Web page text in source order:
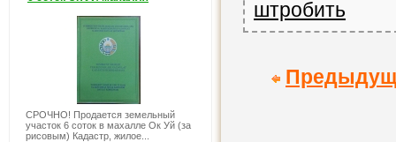
СРОЧНО! Продается земельный
участок 6 соток в махалле Ок Уй (за
рисовым) Кадастр, жилое...
штробить